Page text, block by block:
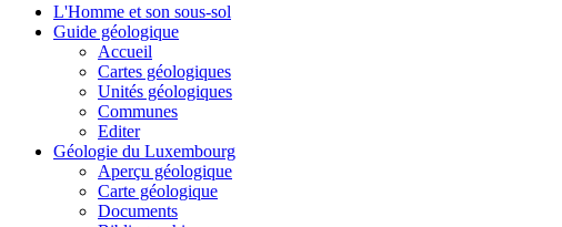
L'Homme et son sous-sol
Guide géologique
Accueil
Cartes géologiques
Unités géologiques
Communes
Editer
Géologie du Luxembourg
Aperçu géologique
Carte géologique
Documents